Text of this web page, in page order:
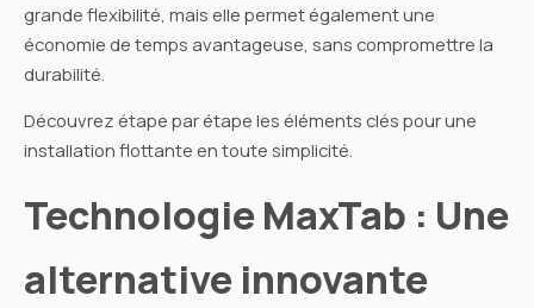
grande flexibilité, mais elle permet également une
économie de temps avantageuse, sans compromettre la
durabilité.
Découvrez étape par étape les éléments clés pour une
installation flottante en toute simplicité.
Technologie MaxTab : Une
alternative innovante